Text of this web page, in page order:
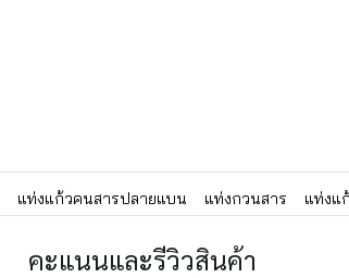
แท่งแก้วคนสารปลายแบน แท่งกวนสาร แท่งแ
คะแนนและรีวิวสินค้า